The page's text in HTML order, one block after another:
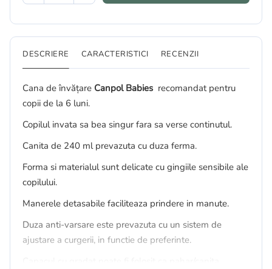
DESCRIERE CARACTERISTICI RECENZII
Cana de învățare Canpol Babies recomandat pentru
copii de la 6 luni.
Copilul invata sa bea singur fara sa verse continutul.
Canita de 240 ml prevazuta cu duza ferma.
Forma si materialul sunt delicate cu gingiile sensibile ale
copilului.
Manerele detasabile faciliteaza prindere in manute.
Duza anti-varsare este prevazuta cu un sistem de
ajustare a curgerii, in functie de preferinte.